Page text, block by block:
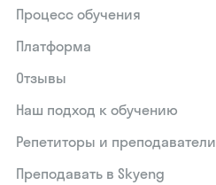
Процесс обучения
Платформа
Отзывы
Наш подход к обучению
Репетиторы и преподаватели
Преподавать в Skyeng